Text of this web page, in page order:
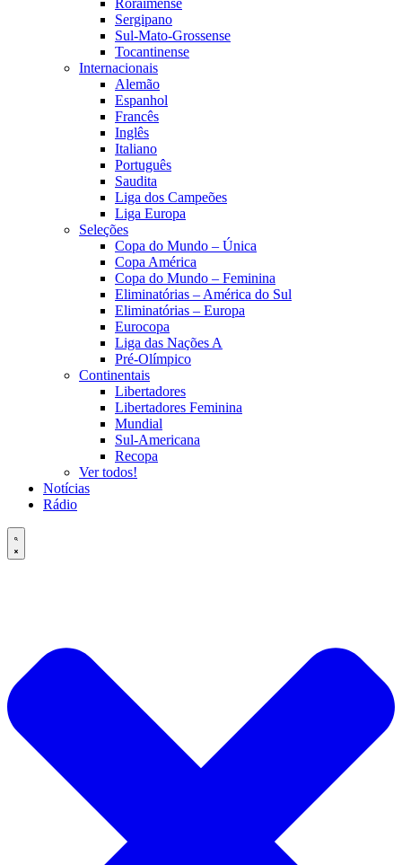
Sergipano
Sul-Mato-Grossense
Tocantinense
Internacionais
Alemão
Espanhol
Francês
Inglês
Italiano
Português
Saudita
Liga dos Campeões
Liga Europa
Seleções
Copa do Mundo – Única
Copa América
Copa do Mundo – Feminina
Eliminatórias – América do Sul
Eliminatórias – Europa
Eurocopa
Liga das Nações A
Pré-Olímpico
Continentais
Libertadores
Libertadores Feminina
Mundial
Sul-Americana
Recopa
Ver todos!
Notícias
Rádio